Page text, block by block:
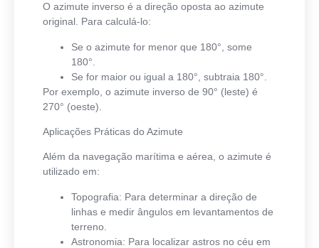
O azimute inverso é a direção oposta ao azimute
original. Para calculá-lo:
Se o azimute for menor que 180°, some
180°.
Se for maior ou igual a 180°, subtraia 180°.
Por exemplo, o azimute inverso de 90° (leste) é
270° (oeste).
Aplicações Práticas do Azimute
Além da navegação marítima e aérea, o azimute é
utilizado em:
Topografia: Para determinar a direção de
linhas e medir ângulos em levantamentos de
terreno.
Astronomia: Para localizar astros no céu em